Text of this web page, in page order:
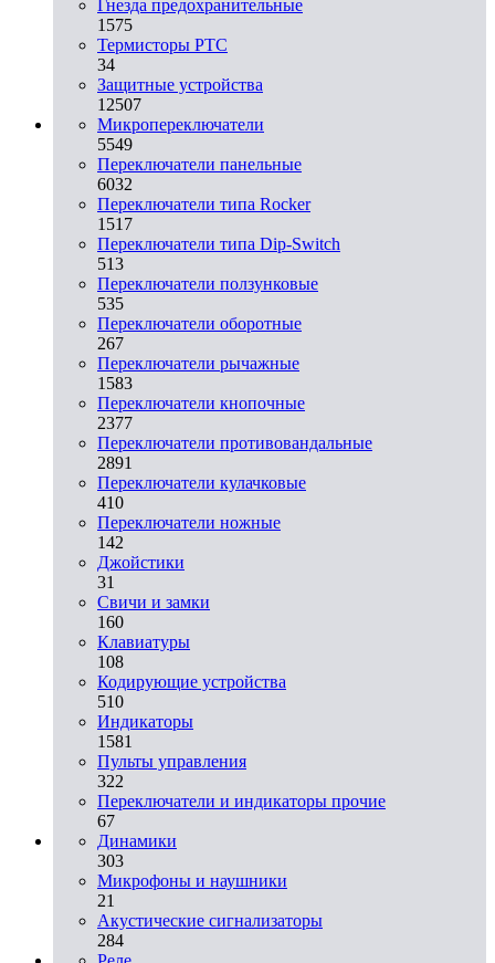
Гнезда предохранительные
1575
Термисторы PTC
34
Защитные устройства
12507
Микропереключатели
5549
Переключатели панельные
6032
Переключатели типа Rocker
1517
Переключатели типа Dip-Switch
513
Переключатели ползунковые
535
Переключатели оборотные
267
Переключатели рычажные
1583
Переключатели кнопочные
2377
Переключатели противовандальные
2891
Переключатели кулачковые
410
Переключатели ножные
142
Джойстики
31
Свичи и замки
160
Клавиатуры
108
Кодирующие устройства
510
Индикаторы
1581
Пульты управления
322
Переключатели и индикаторы прочие
67
Динамики
303
Микрофоны и наушники
21
Акустические сигнализаторы
284